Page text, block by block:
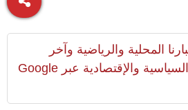
المحلية والرياضية وآخر
المستجدات السياسية والإقتصادية عبر Google